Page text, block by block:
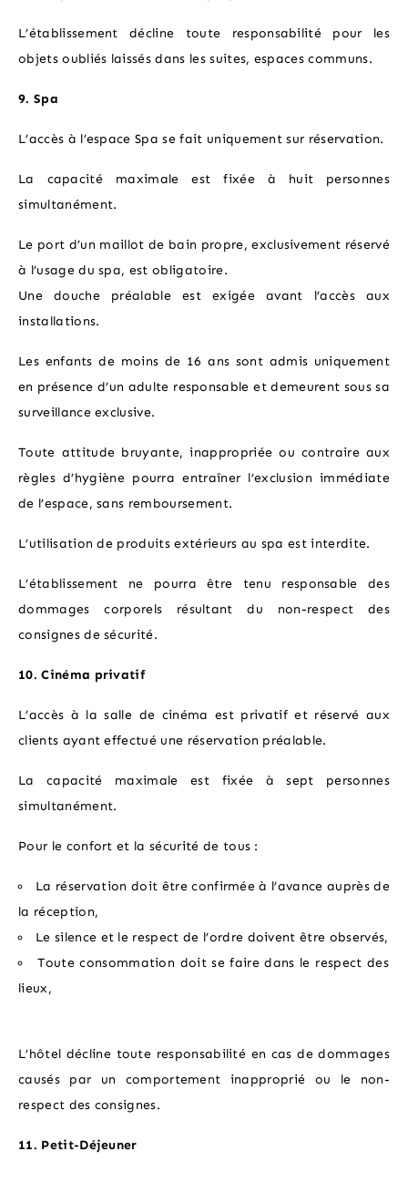
L’établissement décline toute responsabilité pour les
objets oubliés laissés dans les suites, espaces communs.
9. Spa
L’accès à l’espace Spa se fait uniquement sur réservation.
La capacité maximale est fixée à huit personnes
simultanément.
Le port d’un maillot de bain propre, exclusivement réservé
à l’usage du spa, est obligatoire.
Une douche préalable est exigée avant l’accès aux
installations.
Les enfants de moins de 16 ans sont admis uniquement
en présence d’un adulte responsable et demeurent sous sa
surveillance exclusive.
Toute attitude bruyante, inappropriée ou contraire aux
règles d’hygiène pourra entraîner l’exclusion immédiate
de l’espace, sans remboursement.
L’utilisation de produits extérieurs au spa est interdite.
L’établissement ne pourra être tenu responsable des
dommages corporels résultant du non-respect des
consignes de sécurité.
10. Cinéma privatif
L’accès à la salle de cinéma est privatif et réservé aux
clients ayant effectué une réservation préalable.
La capacité maximale est fixée à sept personnes
simultanément.
Pour le confort et la sécurité de tous :
La réservation doit être confirmée à l’avance auprès de
la réception,
Le silence et le respect de l’ordre doivent être observés,
Toute consommation doit se faire dans le respect des
lieux,
L’hôtel décline toute responsabilité en cas de dommages
causés par un comportement inapproprié ou le non-
respect des consignes.
11. Petit-Déjeuner